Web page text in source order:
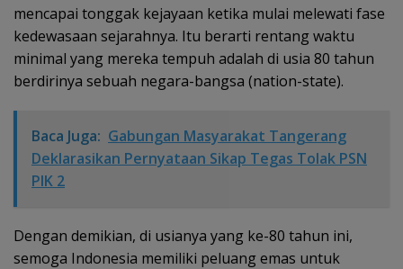
mencapai tonggak kejayaan ketika mulai melewati fase
kedewasaan sejarahnya. Itu berarti rentang waktu
minimal yang mereka tempuh adalah di usia 80 tahun
berdirinya sebuah negara-bangsa (nation-state).
Baca Juga: Gabungan Masyarakat Tangerang
Deklarasikan Pernyataan Sikap Tegas Tolak PSN
PIK 2
Dengan demikian, di usianya yang ke-80 tahun ini,
semoga Indonesia memiliki peluang emas untuk